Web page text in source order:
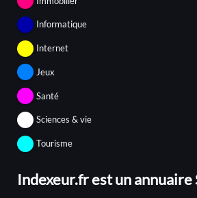
Informatique
Internet
Jeux
Santé
Sciences & vie
Tourisme
Indexeur.fr est un annuaire